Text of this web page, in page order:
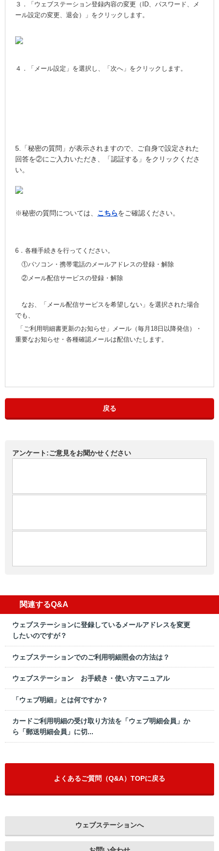
３．「ウェブステーション登録内容の変更（ID、パスワード、メ
ール設定の変更、退会）」をクリックします。
４．「メール設定」を選択し、「次へ」をクリックします。
5.「秘密の質問」が表示されますので、ご自身で設定された
回答を②にご入力いただき、「認証する」をクリックくださ
い。
※秘密の質問については、 こちらをご確認ください。
6．各種手続きを行ってください。
①パソコン・携帯電話のメールアドレスの登録・解除
②メール配信サービスの登録・解除
なお、「メール配信サービスを希望しない」を選択された場合
でも、
「ご利用明細書更新のお知らせ」メール（毎月18日以降発信）・
重要なお知らせ・各種確認メールは配信いたします。
戻る
アンケート:ご意見をお聞かせください
関連するQ&A
ウェブステーションに登録しているメールアドレスを変更
したいのですが？
ウェブステーションでのご利用明細照会の方法は？
ウェブステーション お手続き・使い方マニュアル
「ウェブ明細」とは何ですか？
カードご利用明細の受け取り方法を「ウェブ明細会員」か
ら「郵送明細会員」に切...
よくあるご質問（Q&A）TOPに戻る
ウェブステーションへ